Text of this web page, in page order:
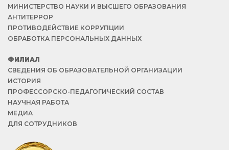
МИНИСТЕРСТВО НАУКИ И ВЫСШЕГО ОБРАЗОВАНИЯ
АНТИТЕРРОР
ПРОТИВОДЕЙСТВИЕ КОРРУПЦИИ
ОБРАБОТКА ПЕРСОНАЛЬНЫХ ДАННЫХ
ФИЛИАЛ
СВЕДЕНИЯ ОБ ОБРАЗОВАТЕЛЬНОЙ ОРГАНИЗАЦИИ
ИСТОРИЯ
ПРОФЕССОРСКО-ПЕДАГОГИЧЕСКИЙ СОСТАВ
НАУЧНАЯ РАБОТА
МЕДИА
ДЛЯ СОТРУДНИКОВ